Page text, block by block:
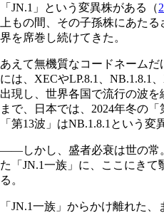
「JN.1」という変異株がある（
上もの間、その子孫株にあた
界を席巻し続けてきた。
あえて無機質なコードネーム
には、XECやLP.8.1、NB.1.8.1
出現し、世界各国で流行の波
まで、日本では、2024年冬の
「第13波」はNB.1.8.1という変
――しかし、盛者必衰は世の常
た「JN.1一族」に、ここにき
る。
「JN.1一族」からかけ離れた